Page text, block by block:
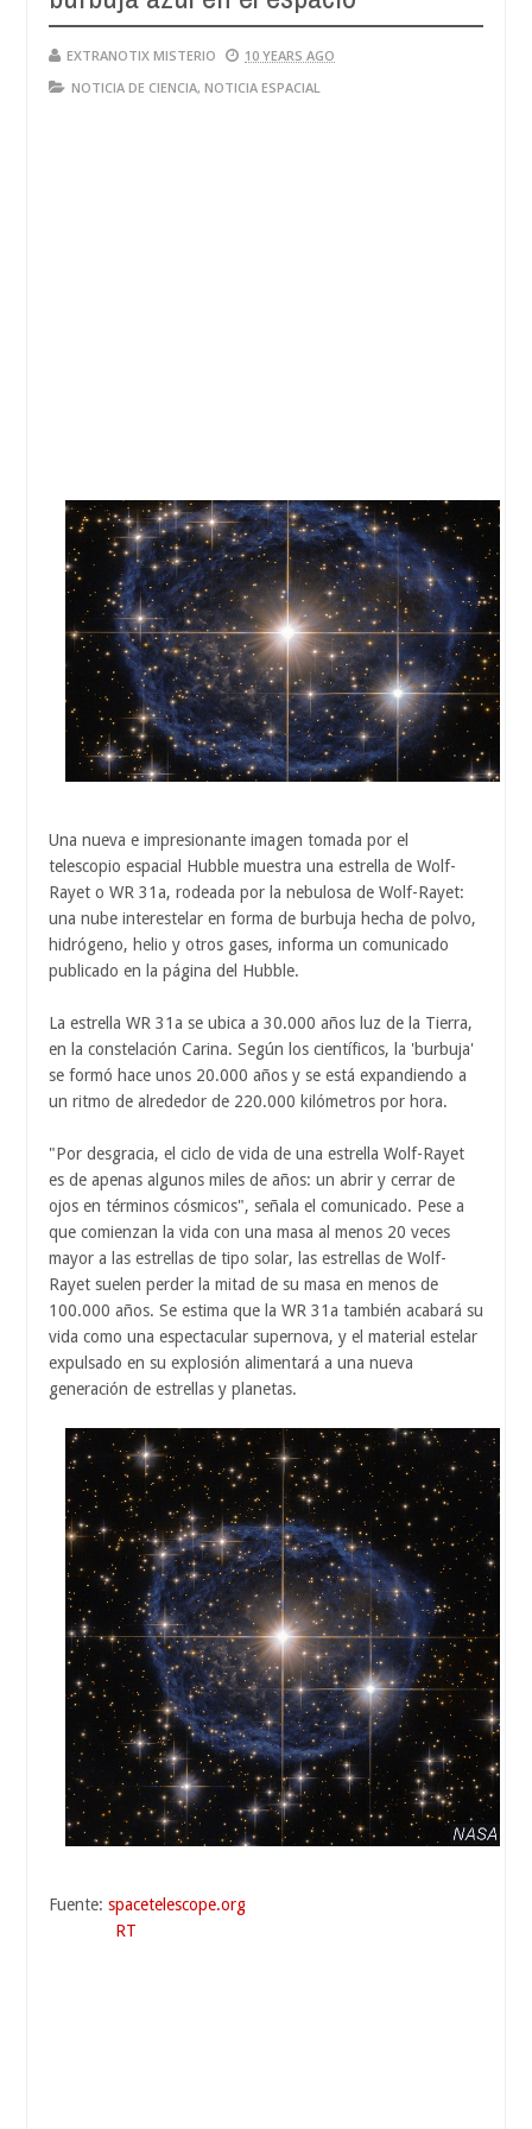
EXTRANOTIX MISTERIO
10 YEARS AGO
NOTICIA DE CIENCIA, NOTICIA ESPACIAL
Una nueva e impresionante imagen tomada por el
telescopio espacial Hubble muestra una estrella de Wolf-
Rayet o WR 31a, rodeada por la nebulosa de Wolf-Rayet:
una nube interestelar en forma de burbuja hecha de polvo,
hidrógeno, helio y otros gases, informa un comunicado
publicado en la página del Hubble.
La estrella WR 31a se ubica a 30.000 años luz de la Tierra,
en la constelación Carina. Según los científicos, la 'burbuja'
se formó hace unos 20.000 años y se está expandiendo a
un ritmo de alrededor de 220.000 kilómetros por hora.
"Por desgracia, el ciclo de vida de una estrella Wolf-Rayet
es de apenas algunos miles de años: un abrir y cerrar de
ojos en términos cósmicos", señala el comunicado. Pese a
que comienzan la vida con una masa al menos 20 veces
mayor a las estrellas de tipo solar, las estrellas de Wolf-
Rayet suelen perder la mitad de su masa en menos de
100.000 años. Se estima que la WR 31a también acabará su
vida como una espectacular supernova, y el material estelar
expulsado en su explosión alimentará a una nueva
generación de estrellas y planetas.
Fuente: spacetelescope.org
RT